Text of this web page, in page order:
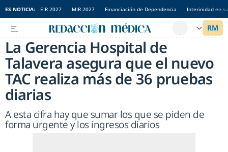
ES NOTICIA: EIR 2027 MIR 2027 Financiación de Dependencia Interinidad en
La Gerencia Hospital de
Talavera asegura que el nuevo
TAC realiza más de 36 pruebas
diarias
A esta cifra hay que sumar los que se piden de
forma urgente y los ingresos diarios